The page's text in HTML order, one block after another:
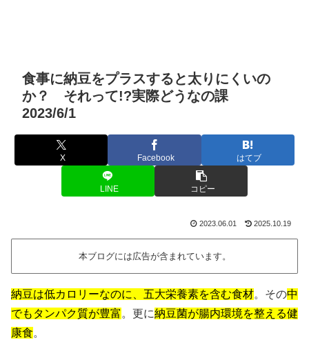
食事に納豆をプラスすると太りにくいの
か？ それって!?実際どうなの課
2023/6/1
X Facebook はてブ
LINE コピー
2023.06.01 2025.10.19
本ブログには広告が含まれています。
納豆は低カロリーなのに、五大栄養素を含む食材。その中
でもタンパク質が豊富 。更に納豆菌が腸内環境を整える健
康食。